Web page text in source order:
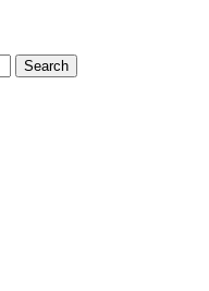
Search